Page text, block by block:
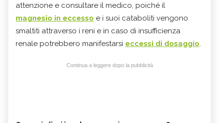
attenzione e consultare il medico, poiché il
magnesio in eccesso e i suoi cataboliti vengono
smaltiti attraverso i reni e in caso di insufficienza
renale potrebbero manifestarsi eccessi di dosaggio.
Continua a leggere dopo la pubblicità